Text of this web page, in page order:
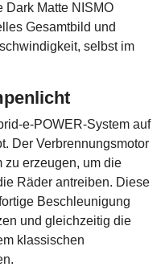
Dark Matte NISMO
Gesamtbild und
selbst im
e-POWER-System auf
Der Verbrennungsmotor
erzeugen, um die
Räder antreiben. Diese
Beschleunigung
und gleichzeitig die
klassischen